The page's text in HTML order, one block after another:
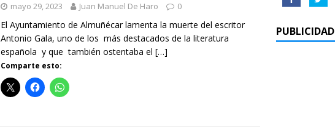
mayo 29, 2023 Juan Manuel De Haro 0
El Ayuntamiento de Almuñécar lamenta la muerte del escritor
Antonio Gala, uno de los más destacados de la literatura
española y que también ostentaba el […]
Comparte esto:
PUBLICIDAD